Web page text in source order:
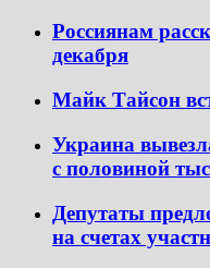
Россиянам
декабря
Майк Тайсон
Украина
с половиной
Депутаты
на счетах